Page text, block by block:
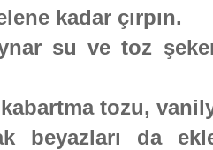
kadar çırpın.
su ve toz
tozu,
beyazları da